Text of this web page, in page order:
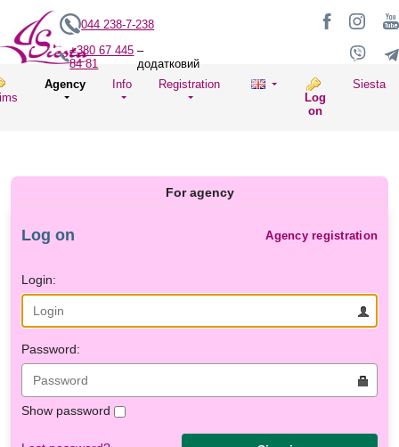
044 238-7-238
+380 67 445
84 81
–
додатковий
Agency Info
Registration
Log
on
Siesta
For agency
Log on Agency registration
Login:
Password:
Show password